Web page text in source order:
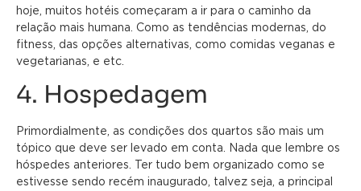
hoje, muitos hotéis começaram a ir para o caminho da
relação mais humana. Como as tendências modernas, do
fitness, das opções alternativas, como comidas veganas e
vegetarianas, e etc.
4. Hospedagem
Primordialmente, as condições dos quartos são mais um
tópico que deve ser levado em conta. Nada que lembre os
hóspedes anteriores. Ter tudo bem organizado como se
estivesse sendo recém inaugurado, talvez seja, a principal